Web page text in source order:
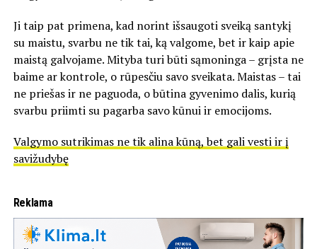
Ji taip pat primena, kad norint išsaugoti sveiką santykį
su maistu, svarbu ne tik tai, ką valgome, bet ir kaip apie
maistą galvojame. Mityba turi būti sąmoninga – grįsta ne
baime ar kontrole, o rūpesčiu savo sveikata. Maistas – tai
ne priešas ir ne paguoda, o būtina gyvenimo dalis, kurią
svarbu priimti su pagarba savo kūnui ir emocijoms.
Valgymo sutrikimas ne tik alina kūną, bet gali vesti ir į
savižudybę
Reklama